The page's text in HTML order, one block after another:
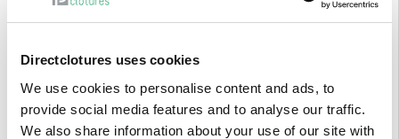
Directclotures uses cookies
We use cookies to personalise content and ads, to
provide social media features and to analyse our traffic.
We also share information about your use of our site with
Questions/Réponses
Produits associés